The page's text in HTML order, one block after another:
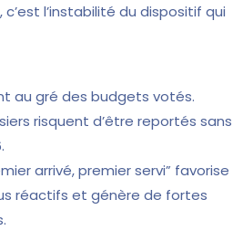
l’instabilité du dispositif qui
au gré des budgets votés.
risquent d’être reportés sans
arrivé, premier servi” favorise
réactifs et génère de fortes